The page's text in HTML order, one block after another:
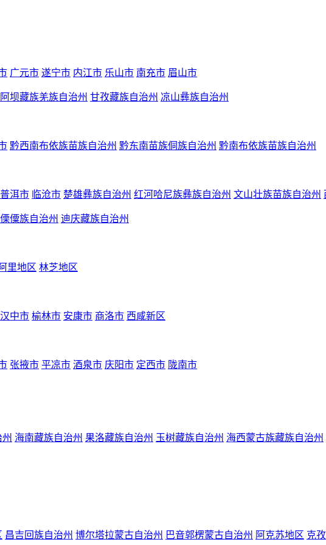
广元市 遂宁市 内江市 乐山市 南充市 眉山市
阿坝藏族羌族自治州 甘孜藏族自治州 凉山彝族自治州
黔西南布依族苗族自治州 黔东南苗族侗族自治州 黔南布依族苗族自治州
普洱市 临沧市 楚雄彝族自治州 红河哈尼族彝族自治州 文山壮族苗族自治州
僳族自治州 迪庆藏族自治州
阿里地区 林芝地区
汉中市 榆林市 安康市 商洛市 西咸新区
张掖市 平凉市 酒泉市 庆阳市 定西市 陇南市
海南藏族自治州 果洛藏族自治州 玉树藏族自治州 海西蒙古族藏族自治州
昌吉回族自治州 博尔塔拉蒙古自治州 巴音郭楞蒙古自治州 阿克苏地区 克